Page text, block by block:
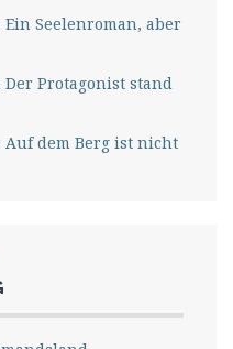
Ein Seelenroman, aber
Der Protagonist stand
Auf dem Berg ist nicht